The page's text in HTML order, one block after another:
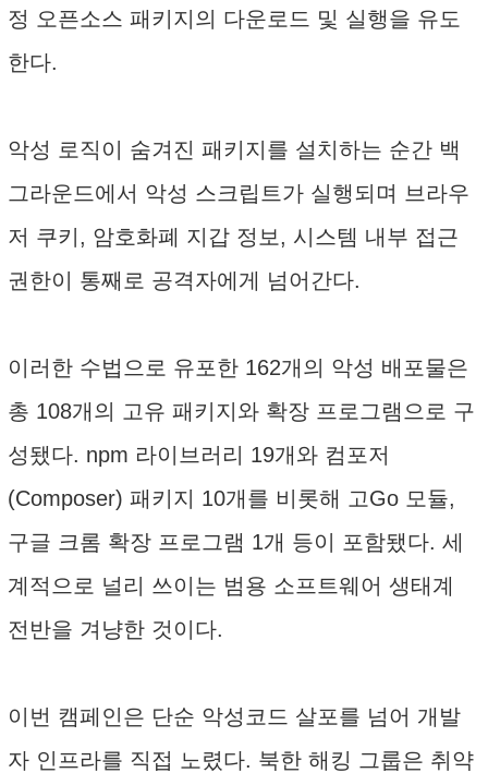
정 오픈소스 패키지의 다운로드 및 실행을 유도
한다.
악성 로직이 숨겨진 패키지를 설치하는 순간 백
그라운드에서 악성 스크립트가 실행되며 브라우
저 쿠키, 암호화폐 지갑 정보, 시스템 내부 접근
권한이 통째로 공격자에게 넘어간다.
이러한 수법으로 유포한 162개의 악성 배포물은
총 108개의 고유 패키지와 확장 프로그램으로 구
성됐다. npm 라이브러리 19개와 컴포저
(Composer) 패키지 10개를 비롯해 고Go 모듈,
구글 크롬 확장 프로그램 1개 등이 포함됐다. 세
계적으로 널리 쓰이는 범용 소프트웨어 생태계
전반을 겨냥한 것이다.
이번 캠페인은 단순 악성코드 살포를 넘어 개발
자 인프라를 직접 노렸다. 북한 해킹 그룹은 취약